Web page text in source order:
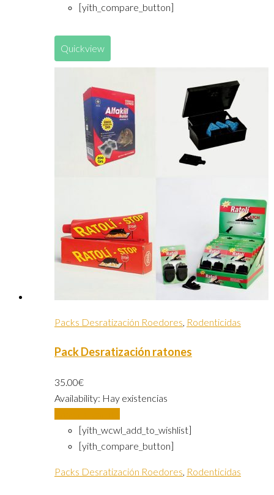
[yith_compare_button]
Quickview
Packs Desratización Roedores Rodenticidas
Pack Desratización ratones
35.00€
Availability: Hay existencias
[yith_wcwl_add_to_wishlist]
[yith_compare_button]
Packs Desratización Roedores, Rodenticidas